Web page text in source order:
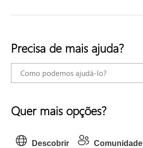
Precisa de mais ajuda?
Quer mais opções?
Descobrir Comunidade